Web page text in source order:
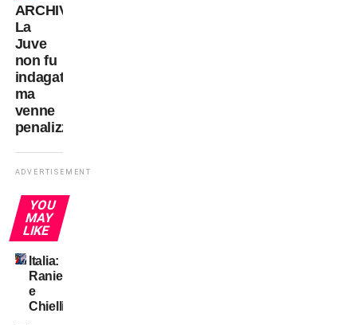
ARCHIVIAZIONE!
La
Juve
non fu
indagata
ma
venne
penalizzata!
ADVERTISEMENT
YOU
MAY
LIKE
Italia:
Ranieri
e
Chiellini?